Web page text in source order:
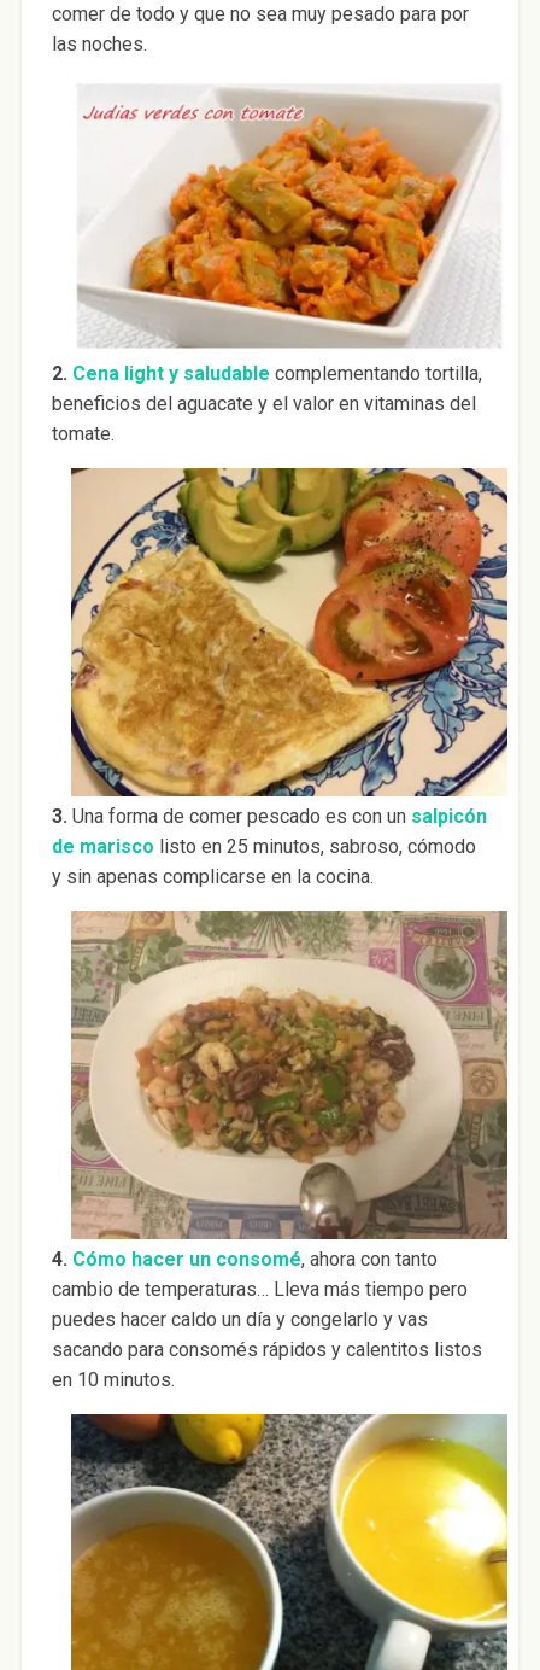
comer de todo y que no sea muy pesado para por
las noches.
2. Cena light y saludable complementando tortilla,
beneficios del aguacate y el valor en vitaminas del
tomate.
3. Una forma de comer pescado es con un salpicón
de marisco listo en 25 minutos, sabroso, cómodo
y sin apenas complicarse en la cocina.
4. Cómo hacer un consomé, ahora con tanto
cambio de temperaturas… Lleva más tiempo pero
puedes hacer caldo un día y congelarlo y vas
sacando para consomés rápidos y calentitos listos
en 10 minutos.